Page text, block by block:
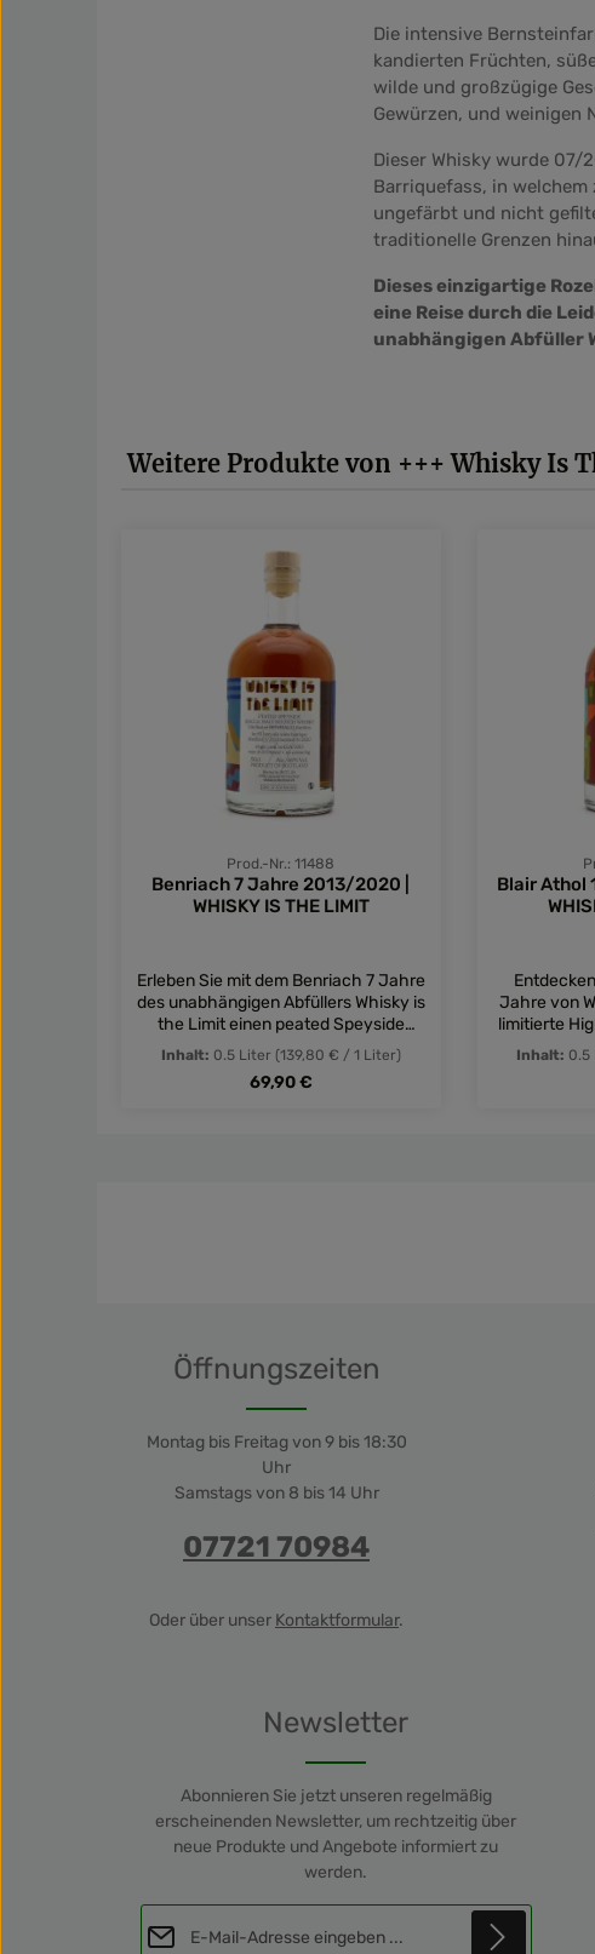
Die intensive
kandierten Früchten,
wilde und großzügige
Gewürzen, und weinigen
Dieser Whisky wurde
Barriquefass, in
ungefärbt und nicht
traditionelle Grenzen
Dieses einzigartige
eine Reise durch die
unabhängigen Abfüller
Produktgalerie überspringen
Weitere Produkte von +++ Whisky Is
Prod.-Nr.: 11488
Benriach 7 Jahre 2013/2020 |
WHISKY IS THE LIMIT
Erleben Sie mit dem Benriach 7 Jahre
des unabhängigen Abfüllers Whisky is
the Limit einen peated Speyside
Single Malt, der im französischen
Banyuls-Süßweinfass reifte. Ein
Schweizer Meisterstück für
Inhalt: 0.5 Liter (139,80 € / 1 Liter)
Regulärer Preis:
69,90 €
Blair Athol
Jahre von
limitierte
gereift und
Ein
Inhalt: 0.5
Öffnungszeiten
Montag bis Freitag von 9 bis 18:30
Uhr
Samstags von 8 bis 14 Uhr
07721 70984
Oder über unser Kontaktformular.
Newsletter
Abonnieren Sie jetzt unseren regelmäßig
erscheinenden Newsletter, um rechtzeitig über
neue Produkte und Angebote informiert zu
werden.